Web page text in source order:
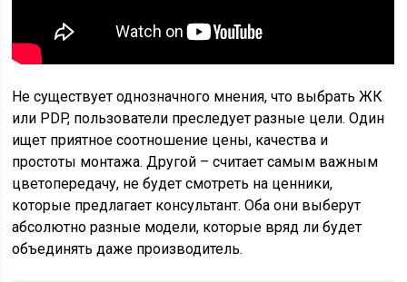
Не существует однозначного мнения, что выбрать ЖК
или PDP, пользователи преследует разные цели. Один
ищет приятное соотношение цены, качества и
простоты монтажа. Другой – считает самым важным
цветопередачу, не будет смотреть на ценники,
которые предлагает консультант. Оба они выберут
абсолютно разные модели, которые вряд ли будет
объединять даже производитель.